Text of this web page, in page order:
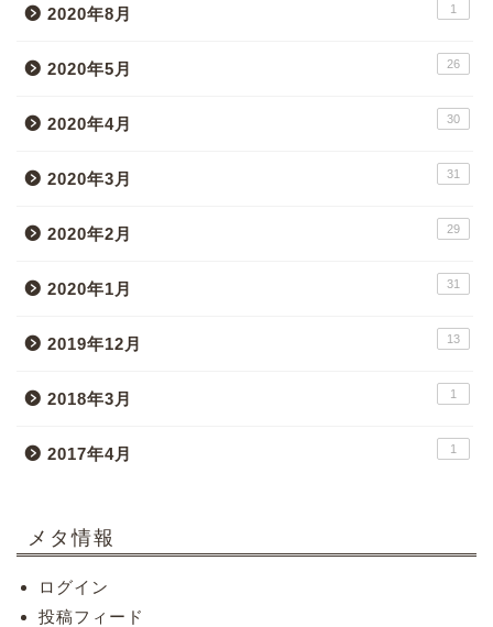
2020年8月 1
2020年5月 26
2020年4月 30
2020年3月 31
2020年2月 29
2020年1月 31
2019年12月 13
2018年3月 1
2017年4月 1
メタ情報
ログイン
投稿フィード